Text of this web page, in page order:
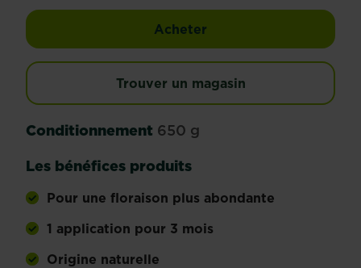
Acheter
Trouver un magasin
Conditionnement 650 g
Les bénéfices produits
Pour une floraison plus abondante
1 application pour 3 mois
Origine naturelle